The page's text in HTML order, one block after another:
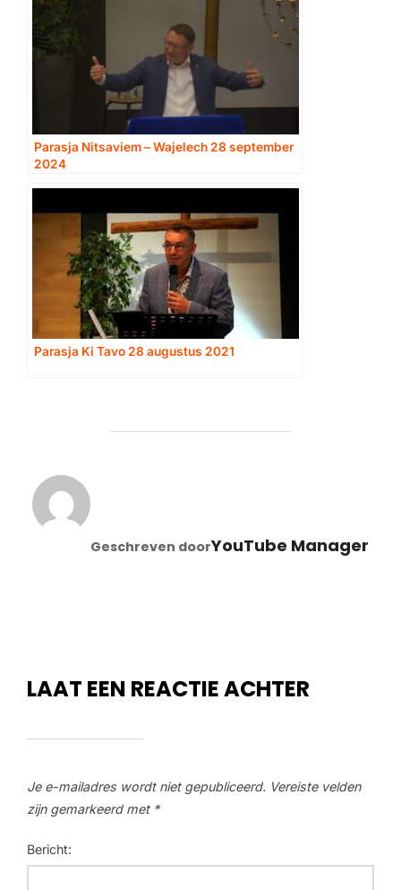
Parasja Nitsaviem – Wajelech 28 september
2024
Parasja Ki Tavo 28 augustus 2021
Geschreven doorYouTube Manager
LAAT EEN REACTIE ACHTER
Je e-mailadres wordt niet gepubliceerd. Vereiste velden
zijn gemarkeerd met *
Bericht: